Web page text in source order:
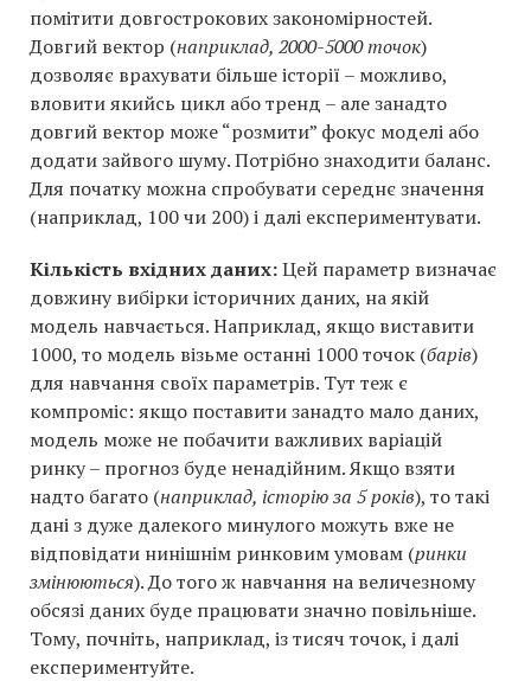
помітити довгострокових закономірностей.
Довгий вектор (наприклад, 2000-5000 точок)
дозволяє врахувати більше історії – можливо,
вловити якийсь цикл або тренд – але занадто
довгий вектор може “розмити” фокус моделі або
додати зайвого шуму. Потрібно знаходити баланс.
Для початку можна спробувати середнє значення
(наприклад, 100 чи 200) і далі експериментувати.
Кількість вхідних даних:Цей параметр визначає
довжину вибірки історичних даних, на якій
модель навчається. Наприклад, якщо виставити
1000, то модель візьме останні 1000 точок (барів)
для навчання своїх параметрів. Тут теж є
компроміс: якщо поставити занадто мало даних,
модель може не побачити важливих варіацій
ринку – прогноз буде ненадійним. Якщо взяти
надто багато (наприклад, історію за 5 років), то такі
дані з дуже далекого минулого можуть вже не
відповідати нинішнім ринковим умовам (ринки
змінюються). До того ж навчання на величезному
обсязі даних буде працювати значно повільніше.
Тому, почніть, наприклад, із тисяч точок, і далі
експериментуйте.